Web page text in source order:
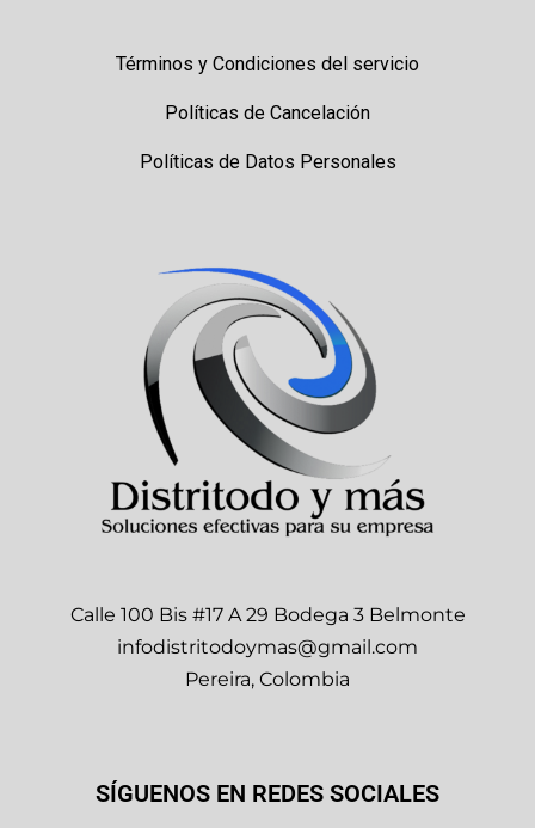
Términos y Condiciones del servicio
Políticas de Cancelación
Políticas de Datos Personales
Calle 100 Bis #17 A 29 Bodega 3 Belmonte
infodistritodoymas@gmail.com
Pereira, Colombia
SÍGUENOS EN REDES SOCIALES